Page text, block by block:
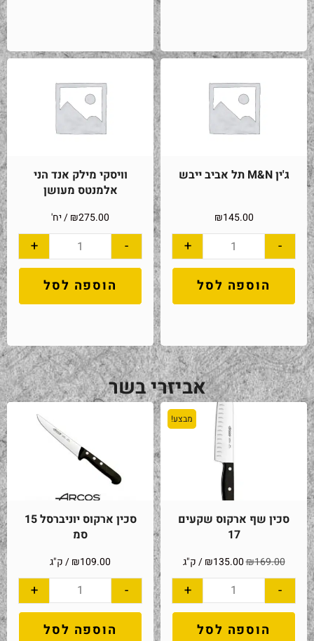
ג'ין M&N תל אביב ייבש
₪145.00
-
+
הוספה לסל
וויסקי מילק אנד הני
אלמנטס מעושן
₪275.00 / יח'
-
+
הוספה לסל
אביזרי בשר
מבצע!
סכין שף ארקוס שקעים
17
₪169.00
₪135.00 / ק"ג
-
+
הוספה לסל
סכין ארקוס יוניברסל 15
סמ
₪109.00 / ק"ג
-
+
הוספה לסל